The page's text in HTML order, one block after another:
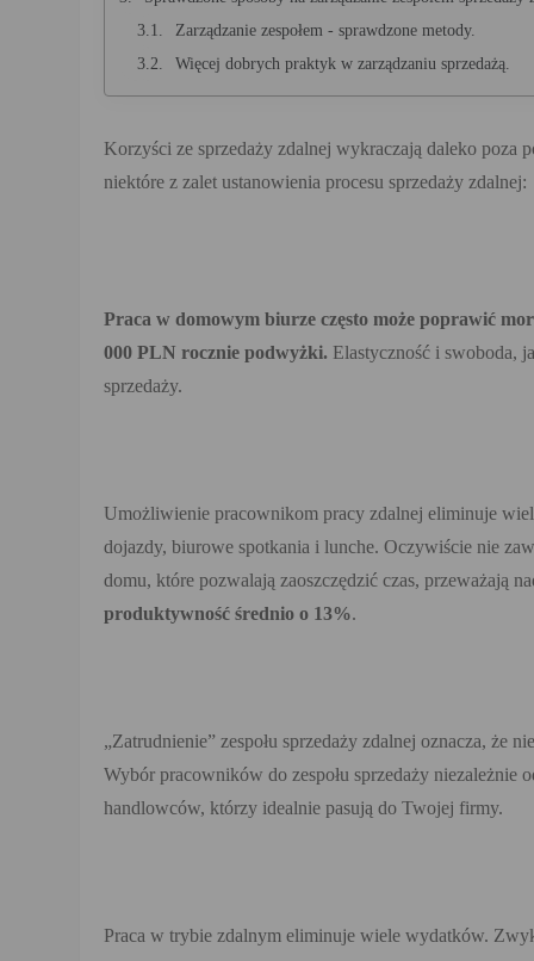
Zarządzanie zespołem - sprawdzone metody.
Więcej dobrych praktyk w zarządzaniu sprzedażą.
Korzyści ze sprzedaży zdalnej wykraczają daleko poza
niektóre z zalet ustanowienia procesu sprzedaży zdalnej:
Praca w domowym biurze często może poprawić
000 PLN rocznie podwyżki. Elastyczność i swoboda,
sprzedaży.
Umożliwienie pracownikom pracy zdalnej eliminuje
dojazdy, biurowe spotkania i lunche. Oczywiście nie
domu, które pozwalają zaoszczędzić czas, przeważają
produktywność średnio o 13%.
„Zatrudnienie” zespołu sprzedaży zdalnej oznacza, że
Wybór pracowników do zespołu sprzedaży
handlowców, którzy idealnie pasują do Twojej firmy.
Praca w trybie zdalnym eliminuje wiele wydatków.